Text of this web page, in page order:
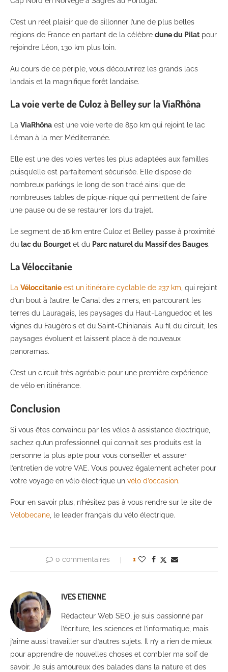
C’est un réel plaisir que de sillonner l’une de plus belles
régions de France en partant de la célèbre dune du Pilat pour
rejoindre Léon, 130 km plus loin.
Au cours de ce périple, vous découvrirez les grands lacs
landais et la magnifique forêt landaise.
La voie verte de Culoz à Belley sur la ViaRhôna
La ViaRhôna est une voie verte de 850 km qui rejoint le lac
Léman à la mer Méditerranée.
Elle est une des voies vertes les plus adaptées aux familles
puisqu’elle est parfaitement sécurisée. Elle dispose de
nombreux parkings le long de son tracé ainsi que de
nombreuses tables de pique-nique qui permettent de faire
une pause ou de se restaurer lors du trajet.
Le segment de 16 km entre Culoz et Belley passe à proximité
du lac du Bourget et du Parc naturel du Massif des Bauges.
La Véloccitanie
La Véloccitanie est un itinéraire cyclable de 237 km , qui rejoint
d’un bout à l’autre, le Canal des 2 mers, en parcourant les
terres du Lauragais, les paysages du Haut-Languedoc et les
vignes du Faugérois et du Saint-Chinianais. Au fil du circuit, les
paysages évoluent et laissent place à de nouveaux
panoramas.
C’est un circuit très agréable pour une première expérience
de vélo en itinérance.
Conclusion
Si vous êtes convaincu par les vélos à assistance électrique,
sachez qu’un professionnel qui connait ses produits est la
personne la plus apte pour vous conseiller et assurer
l’entretien de votre VAE. Vous pouvez également acheter pour
votre voyage en vélo électrique un vélo d’occasion.
Pour en savoir plus, n’hésitez pas à vous rendre sur le site de
Velobecane , le leader français du vélo électrique.
0 commentaires 1
IVES ETIENNE
Rédacteur Web SEO, je suis passionné par
l’écriture, les sciences et l’informatique, mais
j’aime aussi travailler sur d’autres sujets. Il n’y a rien de mieux
pour apprendre de nouvelles choses et combler ma soif de
savoir. Je suis amoureux des balades dans la nature et des